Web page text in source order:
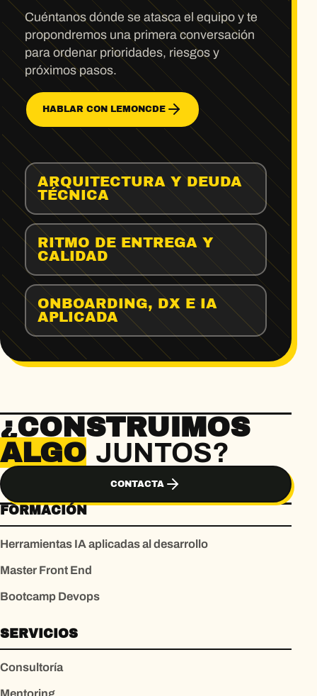
Cuéntanos dónde se atasca el equipo y te
propondremos una primera conversación
para ordenar prioridades, riesgos y
próximos pasos.
HABLAR CON LEMONCDE
ARQUITECTURA Y DEUDA
TÉCNICA
RITMO DE ENTREGA Y
CALIDAD
ONBOARDING, DX E IA
APLICADA
¿CONSTRUIMOS
ALGO JUNTOS?
CONTACTA
FORMACIÓN
Herramientas IA aplicadas al desarrollo
Master Front End
Bootcamp Devops
SERVICIOS
Consultoría